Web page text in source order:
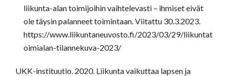
liikunta-alan toimijoihin vaihtelevasti – ihmiset eivät
ole täysin palanneet toimintaan. Viitattu 30.3.2023.
https://www.liikuntaneuvosto.fi/2023/03/29/liikuntat
oimialan-tilannekuva-2023/
UKK-instituutio. 2020. Liikunta vaikuttaa lapsen ja